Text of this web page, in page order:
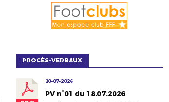
PROCÈS-VERBAUX
20-07-2026
PV n°01 du 18.07.2026